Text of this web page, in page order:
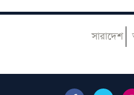
হেজবুত তাওহীদ কেন
সারাদেশ